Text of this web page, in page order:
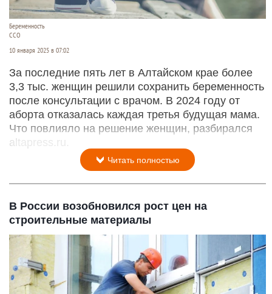
Беременность
CCO
10 января 2025 в 07:02
За последние пять лет в Алтайском крае более
3,3 тыс. женщин решили сохранить беременность
после консультации с врачом. В 2024 году от
аборта отказалась каждая третья будущая мама.
Что повлияло на решение женщин, разбирался
altapress.ru.
Читать полностью
В России возобновился рост цен на
строительные материалы